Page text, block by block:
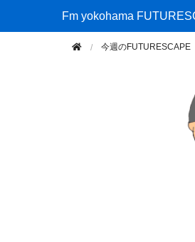
Fm yokohama
Fm yokohama
今週のFUTURESCAPE